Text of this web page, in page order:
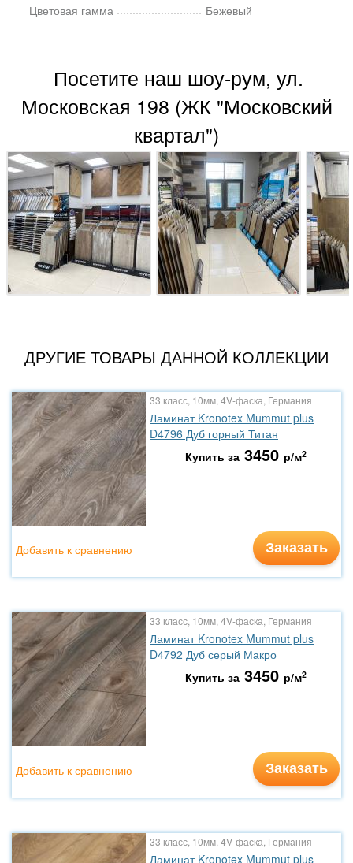
Цветовая гамма Бежевый
Посетите наш шоу-рум, ул.
Московская 198 (ЖК "Московский
квартал")
ДРУГИЕ ТОВАРЫ ДАННОЙ КОЛЛЕКЦИИ
33 класс, 10мм, 4V-фаска, Германия
Ламинат Kronotex Mummut plus
D4796 Дуб горный Титан
Купить за 3450 р/м2
Заказать
Добавить к сравнению
33 класс, 10мм, 4V-фаска, Германия
Ламинат Kronotex Mummut plus
D4792 Дуб серый Макро
Купить за 3450 р/м2
Заказать
Добавить к сравнению
33 класс, 10мм, 4V-фаска, Германия
Ламинат Kronotex Mummut plus